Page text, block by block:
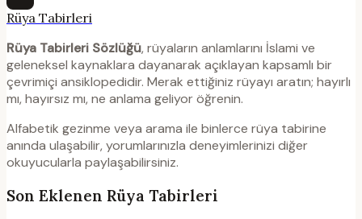
Rüya Tabirleri
Rüya Tabirleri Sözlüğü, rüyaların anlamlarını İslami ve
geleneksel kaynaklara dayanarak açıklayan kapsamlı bir
çevrimiçi ansiklopedidir. Merak ettiğiniz rüyayı aratın; hayırlı
mı, hayırsız mı, ne anlama geliyor öğrenin.
Alfabetik gezinme veya arama ile binlerce rüya tabirine
anında ulaşabilir, yorumlarınızla deneyimlerinizi diğer
okuyucularla paylaşabilirsiniz.
Son Eklenen Rüya Tabirleri